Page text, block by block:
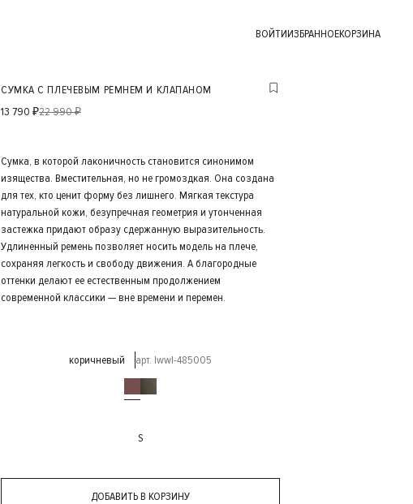
ВОЙТИИЗБРАННОЕКОРЗИНА
СУМКА С ПЛЕЧЕВЫМ РЕМНЕМ И КЛАПАНОМ
13 790 ₽22 990 ₽
Сумка, в которой лаконичность становится синонимом
изящества. Вместительная, но не громоздкая. Она создана
для тех, кто ценит форму без лишнего. Мягкая текстура
натуральной кожи, безупречная геометрия и утонченная
застежка придают образу сдержанную выразительность.
Удлиненный ремень позволяет носить модель на плече,
сохраняя легкость и свободу движения. А благородные
оттенки делают ее естественным продолжением
современной классики — вне времени и перемен.
коричневый арт. lwwl-485005
S
ДОБАВИТЬ В КОРЗИНУ